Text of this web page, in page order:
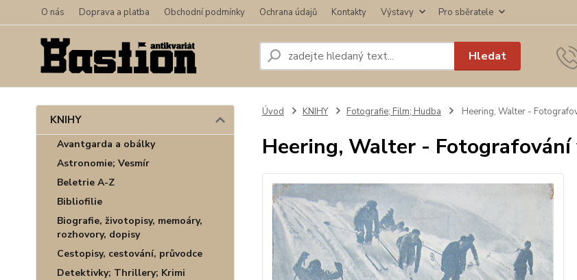
O nás Doprava a platba Obchodní podmínky Ochrana údajů Kontakty Výstavy Pro sběratele
Hledat
KNIHY
Avantgarda a obálky
Astronomie; Vesmír
Beletrie A-Z
Bibliofilie
Biografie, životopisy, memoáry,
rozhovory, dopisy
Cestopisy, cestování, průvodce
Detektivky; Thrillery; Krimi
Úvod KNIHY Fotografie; Film; Hudba Heering, Walter -
Heering, Walter - Fotografování